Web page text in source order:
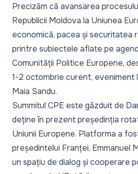
Precizăm că avansarea
Republicii Moldova la Uniunea
economică, pacea și securitatea
printre subiectele aflate pe
Comunității Politice Europene,
1-2 octombrie curent, eveniment
Maia Sandu.
Summitul CPE este găzduit de
deține în prezent președinția
Uniunii Europene. Platforma a
președintelui Franței, Emmanuel
un spațiu de dialog și cooperare